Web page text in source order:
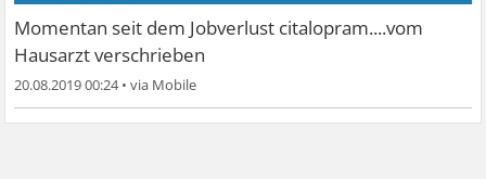
Momentan seit dem Jobverlust citalopram....vom
Hausarzt verschrieben
20.08.2019 00:24•